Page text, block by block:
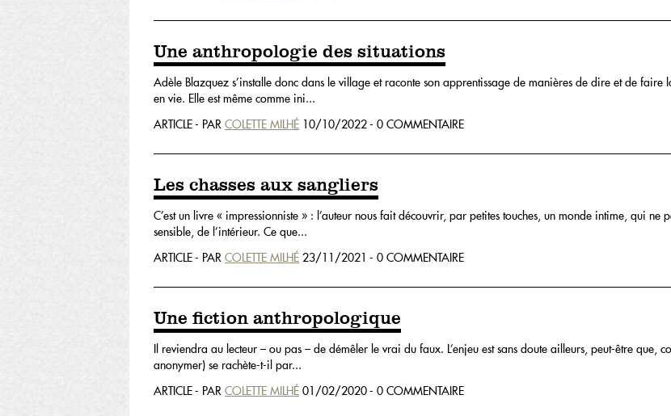
Une anthropologie des situations
Adèle Blazquez s’installe donc dans le village et raconte son apprentissage de manières de dire et de faire
en vie. Elle est même comme ini...
ARTICLE - PAR COLETTE MILHÉ 10/10/2022 - 0 COMMENTAIRE
Les chasses aux sangliers
C’est un livre « impressionniste » : l’auteur nous fait découvrir, par petites touches, un monde intime, qui
sensible, de l’intérieur. Ce que...
ARTICLE - PAR COLETTE MILHÉ 23/11/2021 - 0 COMMENTAIRE
Une fiction anthropologique
Il reviendra au lecteur – ou pas – de démêler le vrai du faux. L’enjeu est sans doute ailleurs, peut-être que,
anonymer) se rachète-t-il par...
ARTICLE - PAR COLETTE MILHÉ 01/02/2020 - 0 COMMENTAIRE